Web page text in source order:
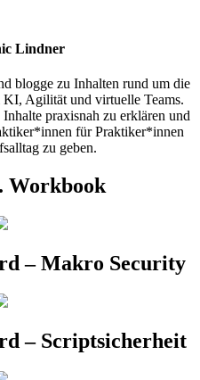
Lindner
blogge zu Inhalten rund um die
Agilität und virtuelle Teams.
praxisnah zu erklären und
für Praktiker*innen
zu geben.
Workbook
– Makro Security
– Scriptsicherheit